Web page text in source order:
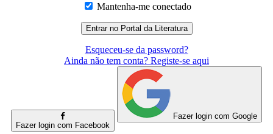
Mantenha-me conectado
Esqueceu-se da password?
Ainda não tem conta? Registe-se aqui
Fazer login com Facebook
Fazer login com Google